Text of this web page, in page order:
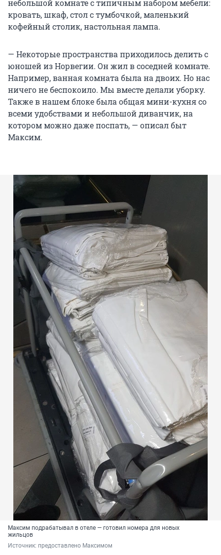
небольшой комнате с типичным набором мебели:
кровать, шкаф, стол с тумбочкой, маленький
кофейный столик, настольная лампа.
— Некоторые пространства приходилось делить с
юношей из Норвегии. Он жил в соседней комнате.
Например, ванная комната была на двоих. Но нас
ничего не беспокоило. Мы вместе делали уборку.
Также в нашем блоке была общая мини-кухня со
всеми удобствами и небольшой диванчик, на
котором можно даже поспать, — описал быт
Максим.
Максим подрабатывал в отеле — готовил номера для новых
жильцов
Источник: предоставлено Максимом